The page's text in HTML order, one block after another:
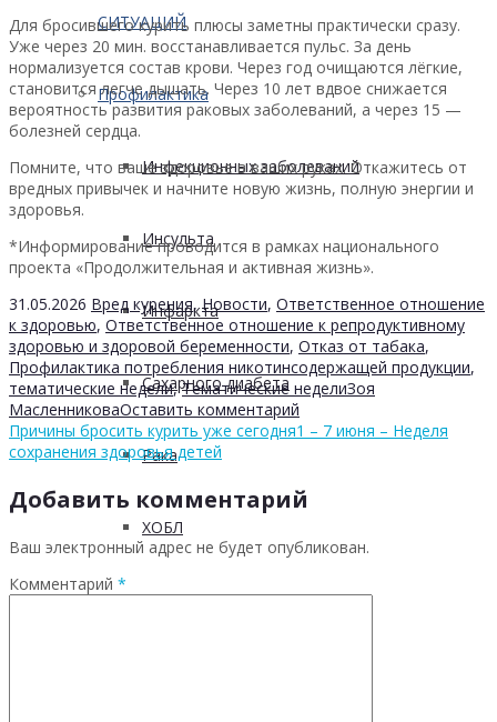
СИТУАЦИЙ
Профилактика
Инфекционных заболеваний
Инсульта
Инфаркта
Сахарного диабета
Рака
ХОБЛ
Гепатита С
Для бросившего курить плюсы заметны практически сразу.
Уже через 20 мин. восстанавливается пульс. За день
нормализуется состав крови. Через год очищаются лёгкие,
становится легче дышать. Через 10 лет вдвое снижается
вероятность развития раковых заболеваний, а через 15 —
болезней сердца.
Помните, что ваше здоровье в ваших руках. Откажитесь от
вредных привычек и начните новую жизнь, полную энергии и
здоровья.
*Информирование проводится в рамках национального
проекта «Продолжительная и активная жизнь».
31.05.2026 Вред курения,Новости, Ответственное отношение
к здоровью, Ответственное отношение к репродуктивному
здоровью и здоровой беременности, Отказ от табака,
Профилактика потребления никотинсодержащей продукции,
тематические недели,Тематические неделиЗоя
МасленниковаОставить комментарий
Причины бросить курить уже сегодня1 – 7 июня – Неделя
сохранения здоровья детей
Добавить комментарий
Ваш электронный адрес не будет опубликован.
Комментарий *